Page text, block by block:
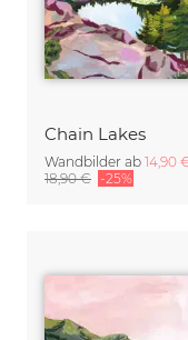
Chain Lakes
Wandbilder ab 14,90
18,90 € -25%